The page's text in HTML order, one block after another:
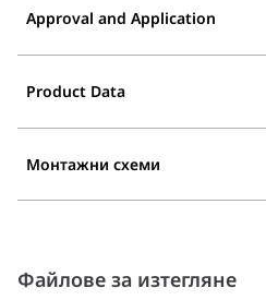
Approval and Application
Product Data
Монтажни схеми
Файлове за изтегляне